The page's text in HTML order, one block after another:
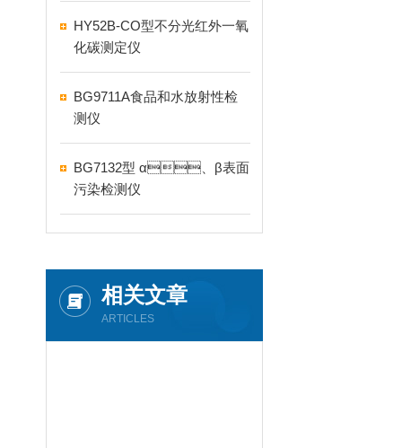
HY52B-CO型不分光红外一氧
化碳测定仪
BG9711A食品和水放射性检
测仪
BG7132型 α、β表面
污染检测仪
相关文章
ARTICLES